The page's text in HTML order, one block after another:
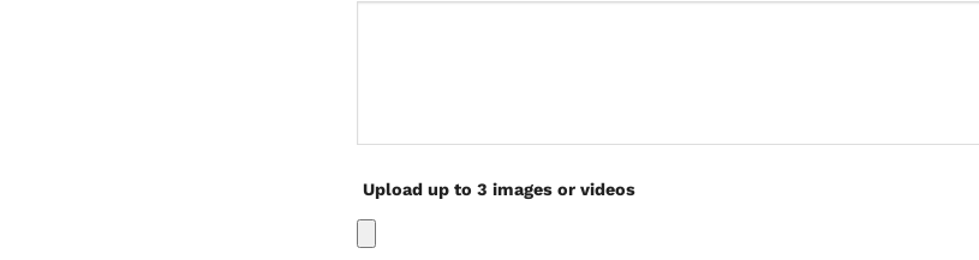
Upload up to 3 images or videos